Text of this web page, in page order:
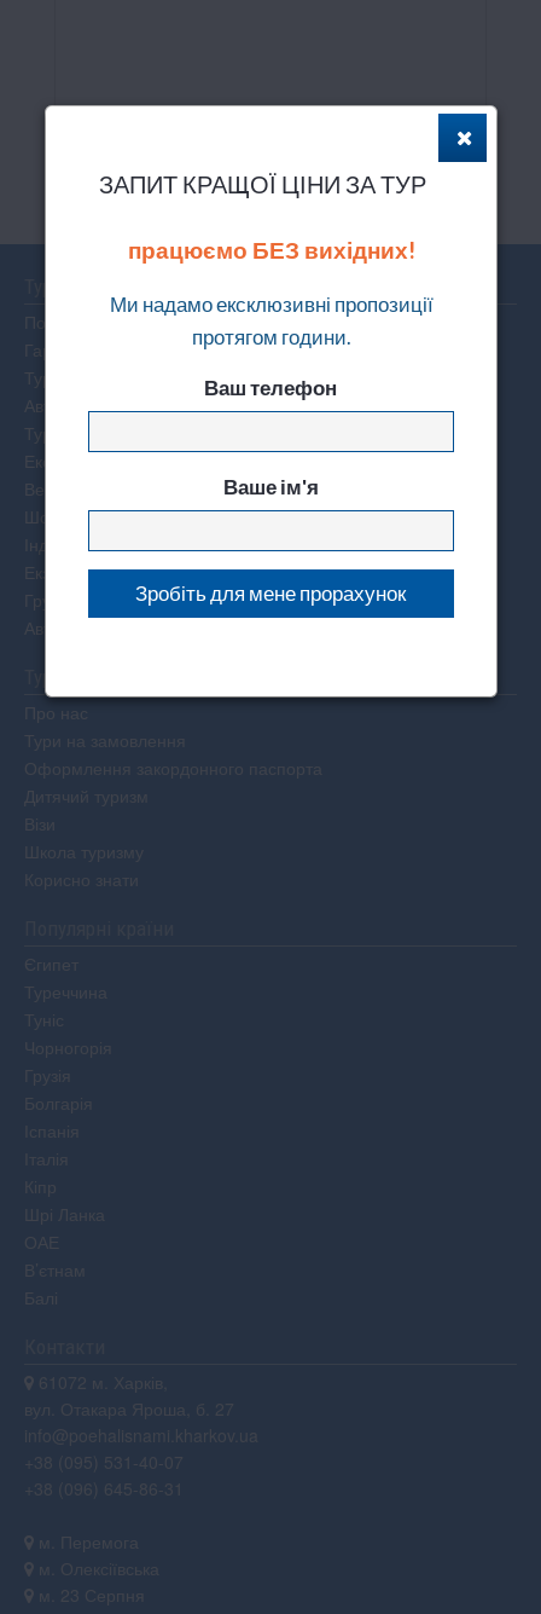
Finikia Memories Hotel
Пошук туру
Гарячі тури по світу
Тури на двох
Автобусні тури
Тури вихідного дня
Екскурсійні тури
Весільні тури
Шопінг тури
Індивідуальні тури
Екзотичні тури
Групові тури
Авторські тури
Про нас
Тури на замовлення
Оформлення закордонного паспорта
Дитячий туризм
Візи
Школа туризму
Корисно знати
Єгипет
Туреччина
Туніс
Чорногорія
Грузія
Болгарія
Іспанія
Італія
Кіпр
Шрі Ланка
ОАЕ
В’єтнам
Балі
61072 м. Харків,
вул. Отакара Яроша, б. 27
info@poehalisnami.kharkov.ua
+38 (095) 531-40-07
+38 (096) 645-86-31
м. Перемога
м. Олексіївська
м. 23 Серпня
ЗАПИТ КРАЩОЇ ЦІНИ ЗА ТУР
працюємо БЕЗ вихідних!
Ми надамо ексклюзивні пропозиції
протягом години.
Ваш телефон
Ваше ім'я